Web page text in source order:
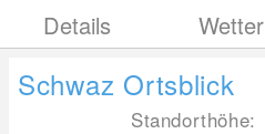
Details Wetter
Schwaz Ortsblick
Standorthöhe: